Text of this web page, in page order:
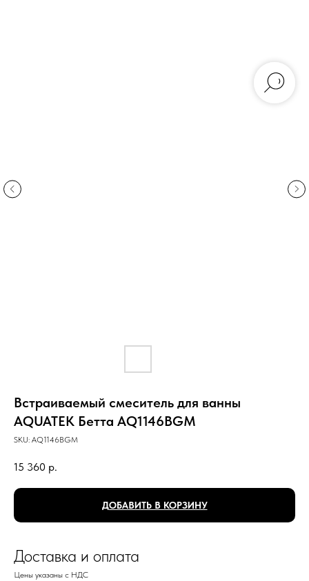
Встраиваемый смеситель для ванны
AQUATEK Бетта AQ1146BGM
SKU: AQ1146BGM
15 360 р.
ДОБАВИТЬ В КОРЗИНУ
Доставка и оплата
Цены указаны с НДС